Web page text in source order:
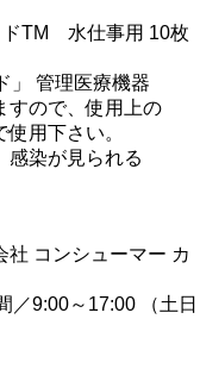
ドTM 水仕事用 10枚
」 管理医療機器
すので、使用上の
用下さい。
染が見られる
社 コンシューマー カ
／9:00～17:00 （土日